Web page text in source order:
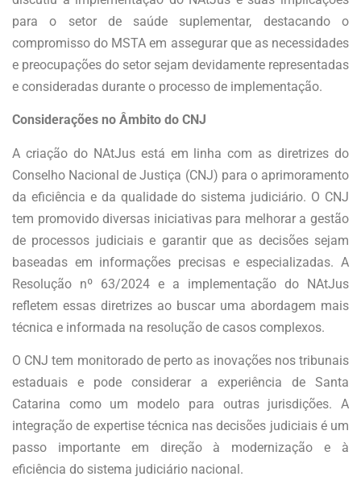
para o setor de saúde suplementar, destacando o
compromisso do MSTA em assegurar que as necessidades
e preocupações do setor sejam devidamente representadas
e consideradas durante o processo de implementação.
Considerações no Âmbito do CNJ
A criação do NAtJus está em linha com as diretrizes do
Conselho Nacional de Justiça (CNJ) para o aprimoramento
da eficiência e da qualidade do sistema judiciário. O CNJ
tem promovido diversas iniciativas para melhorar a gestão
de processos judiciais e garantir que as decisões sejam
baseadas em informações precisas e especializadas. A
Resolução nº 63/2024 e a implementação do NAtJus
refletem essas diretrizes ao buscar uma abordagem mais
técnica e informada na resolução de casos complexos.
O CNJ tem monitorado de perto as inovações nos tribunais
estaduais e pode considerar a experiência de Santa
Catarina como um modelo para outras jurisdições. A
integração de expertise técnica nas decisões judiciais é um
passo importante em direção à modernização e à
eficiência do sistema judiciário nacional.